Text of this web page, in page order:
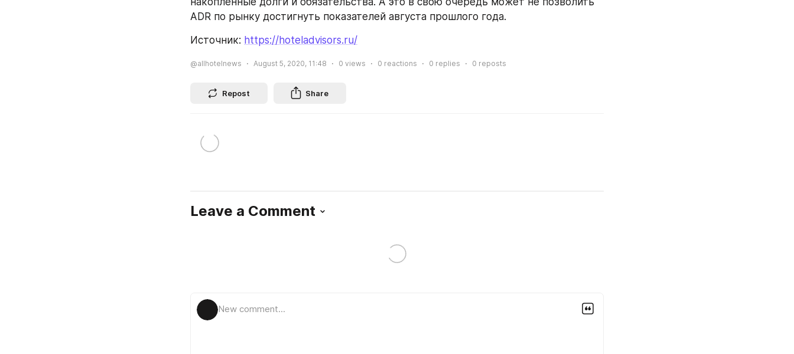
ADR по рынку достигнуть показателей августа прошлого года.
Источник: https://hoteladvisors.ru/
@allhotelnews August 5, 2020, 11:48 0 views 0 reactions 0 replies 0 reposts
Repost Share
Leave a Comment